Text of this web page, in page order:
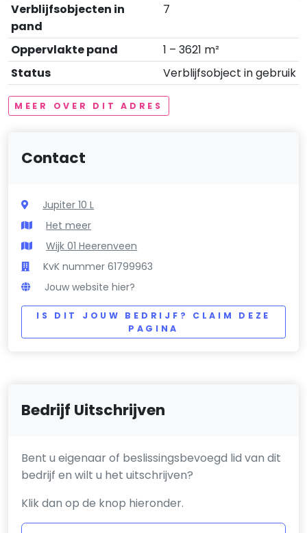
Verblijfsobjecten in
pand
7
Oppervlakte pand
1 – 3621 m²
Status
Verblijfsobject in gebruik
MEER OVER DIT ADRES
Contact
Jupiter 10 L
Het meer
Wijk 01 Heerenveen
KvK nummer 61799963
Jouw website hier?
IS DIT JOUW BEDRIJF? CLAIM DEZE
PAGINA
Bedrijf Uitschrijven
Bent u eigenaar of beslissingsbevoegd lid van dit
bedrijf en wilt u het uitschrijven?
Klik dan op de knop hieronder.